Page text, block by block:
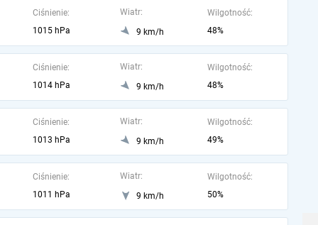
Ciśnienie:
1015 hPa
Wiatr:
9 km/h
Wilgotność:
48%
Ciśnienie:
1014 hPa
Wiatr:
9 km/h
Wilgotność:
48%
Ciśnienie:
1013 hPa
Wiatr:
9 km/h
Wilgotność:
49%
Ciśnienie:
1011 hPa
Wiatr:
9 km/h
Wilgotność:
50%